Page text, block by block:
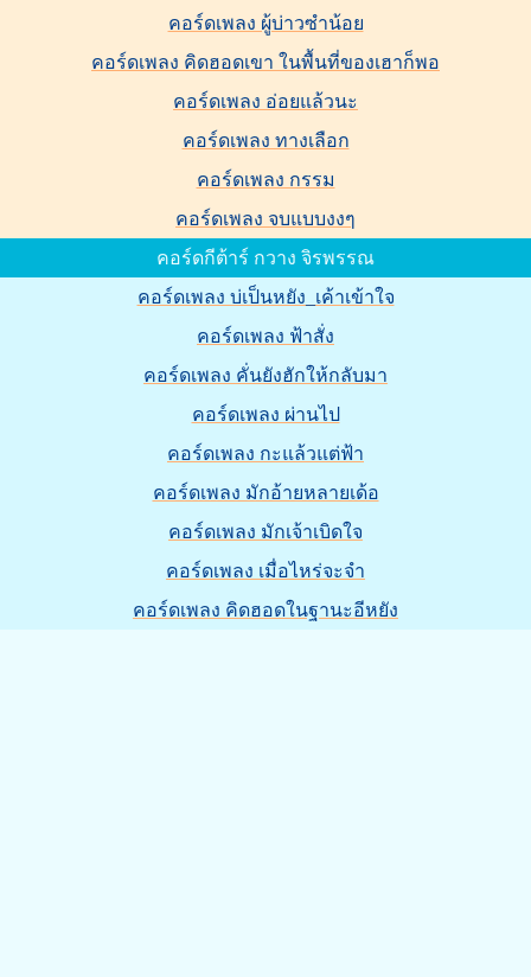
คอร์ดเพลง ผู้บ่าวซำน้อย
คอร์ดเพลง คิดฮอดเขา ในพื้นที่ของเฮาก็พอ
คอร์ดเพลง อ่อยแล้วนะ
คอร์ดเพลง ทางเลือก
คอร์ดเพลง กรรม
คอร์ดเพลง จบแบบงงๆ
คอร์ดกีต้าร์ กวาง จิรพรรณ
คอร์ดเพลง บ่เป็นหยัง_เค้าเข้าใจ
คอร์ดเพลง ฟ้าสั่ง
คอร์ดเพลง คั่นยังฮักให้กลับมา
คอร์ดเพลง ผ่านไป
คอร์ดเพลง กะแล้วแต่ฟ้า
คอร์ดเพลง มักอ้ายหลายเด้อ
คอร์ดเพลง มักเจ้าเบิดใจ
คอร์ดเพลง เมื่อไหร่จะจำ
คอร์ดเพลง คิดฮอดในฐานะอีหยัง